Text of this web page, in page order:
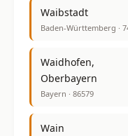
Waibstadt
Baden-Württemberg ·
Waidhofen,
Oberbayern
Bayern · 86579
Wain